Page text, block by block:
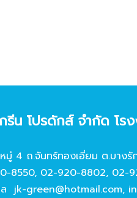
รีน โปรดักส์ จํากัด โร
มู่ 4 ถ.จันทร์ทองเอี่ยม ต.บาง
8550, 02-920-8802, 02-
jk-green@hotmail.com,